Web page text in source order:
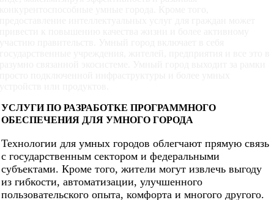
УСЛУГИ ПО РАЗРАБОТКЕ ПРОГРАММНОГО
ОБЕСПЕЧЕНИЯ ДЛЯ УМНОГО ГОРОДА
Технологии для умных городов облегчают прямую связь
с государственным сектором и федеральными
субъектами. Кроме того, жители могут извлечь выгоду
из гибкости, автоматизации, улучшенного
пользовательского опыта, комфорта и многого другого.